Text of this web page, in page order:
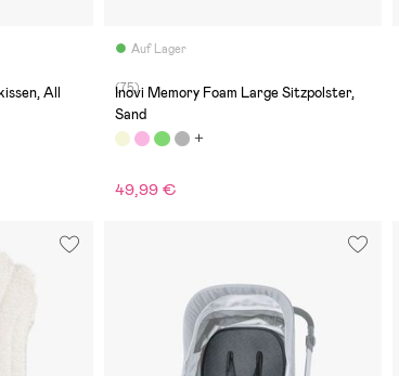
All
Auf Lager
(75)
Inovi Memory Foam Large Sitzpolster,
Sand
49,99 €